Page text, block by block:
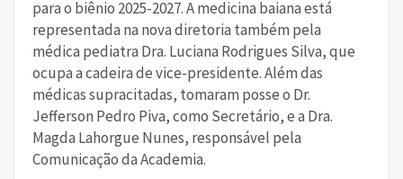
para o biênio 2025-2027. A medicina baiana está
representada na nova diretoria também pela
médica pediatra Dra. Luciana Rodrigues Silva, que
ocupa a cadeira de vice-presidente. Além das
médicas supracitadas, tomaram posse o Dr.
Jefferson Pedro Piva, como Secretário, e a Dra.
Magda Lahorgue Nunes, responsável pela
Comunicação da Academia.